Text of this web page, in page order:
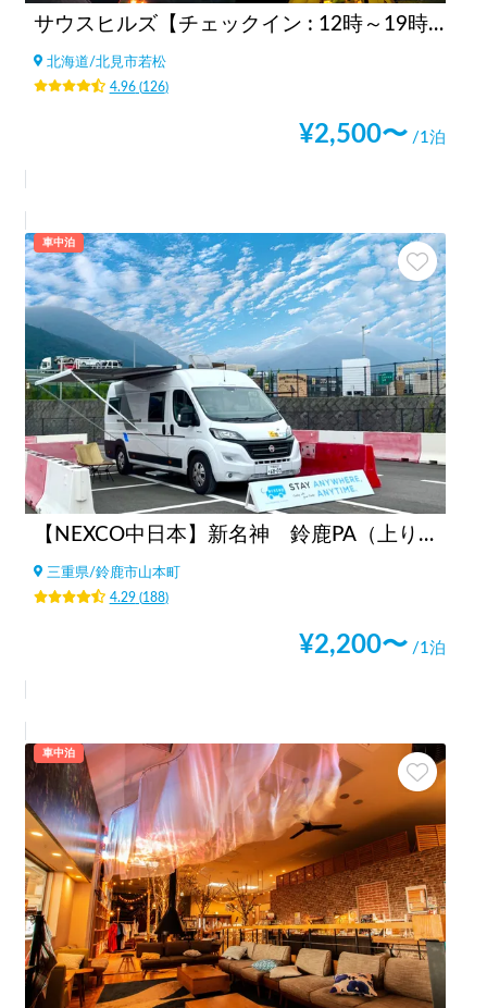
サウスヒルズ【チェックイン : 12時～19時まで】
北海道/北見市若松
4.96(126)
¥2,500〜 /1泊
車中泊
【NEXCO中日本】新名神 鈴鹿PA（上り）RVステーション鈴鹿※電源付き！
三重県/鈴鹿市山本町
4.29(188)
¥2,200〜 /1泊
車中泊